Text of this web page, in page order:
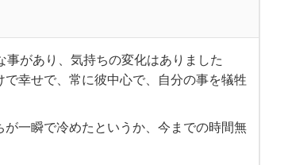
があり、気持ちの変化はありました
幸せで、常に彼中心で、自分の事を犠牲
一瞬で冷めたというか、今までの時間無